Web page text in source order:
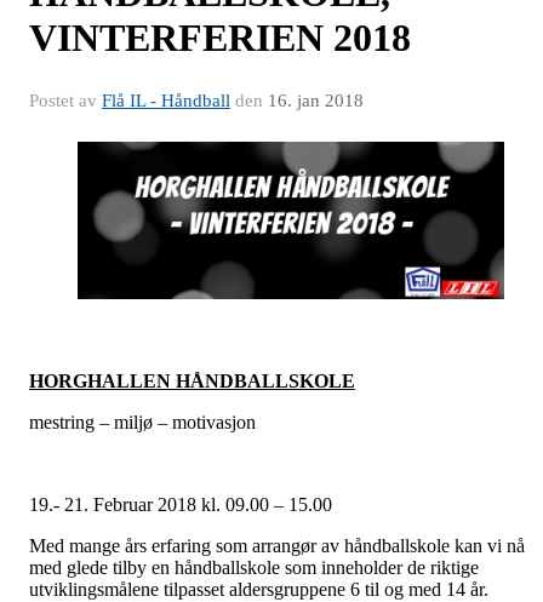
VINTERFERIEN 2018
Postet av Flå IL - Håndball den 16. jan 2018
HORGHALLEN HÅNDBALLSKOLE
mestring – miljø – motivasjon
19.- 21. Februar 2018 kl. 09.00 – 15.00
Med mange års erfaring som arrangør av håndballskole kan vi nå
med glede tilby en håndballskole som inneholder de riktige
utviklingsmålene tilpasset aldersgruppene 6 til og med 14 år.